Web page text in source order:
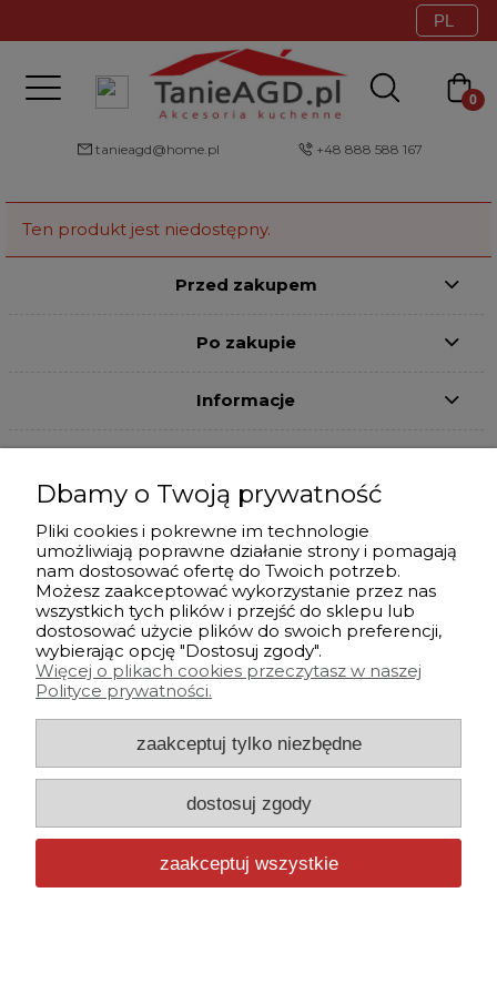
tanieagd@home.pl +48 888 588 167
Ten produkt jest niedostępny.
Przed zakupem
Po zakupie
Informacje
Pliki
Sklep internetowy Shoper.pl
Szablon sklepu Comodi
Dbamy o Twoją prywatność
Pliki cookies i pokrewne im technologie
umożliwiają poprawne działanie strony i pomagają
nam dostosować ofertę do Twoich potrzeb.
Możesz zaakceptować wykorzystanie przez nas
wszystkich tych plików i przejść do sklepu lub
dostosować użycie plików do swoich preferencji,
wybierając opcję "Dostosuj zgody".
Więcej o plikach cookies przeczytasz w naszej
Polityce prywatności.
zaakceptuj tylko niezbędne
dostosuj zgody
zaakceptuj wszystkie